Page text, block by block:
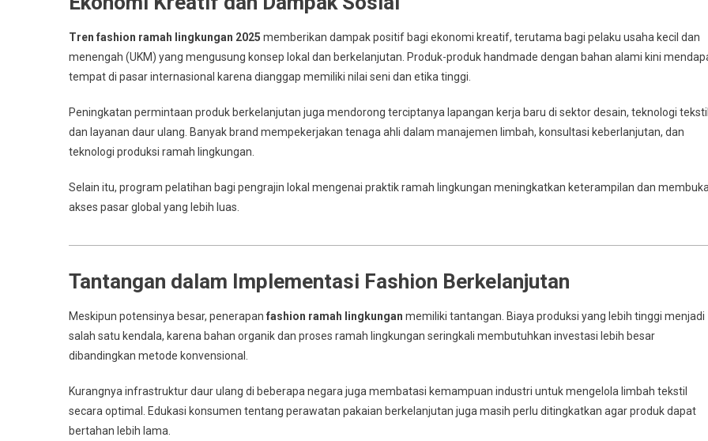
Tren fashion ramah lingkungan 2025 memberikan dampak positif bagi ekonomi kreatif, terutama bagi pelaku usaha kecil dan
menengah (UKM) yang mengusung konsep lokal dan berkelanjutan. Produk-produk handmade dengan bahan alami kini
tempat di pasar internasional karena dianggap memiliki nilai seni dan etika tinggi.
Peningkatan permintaan produk berkelanjutan juga mendorong terciptanya lapangan kerja baru di sektor desain, teknologi
dan layanan daur ulang. Banyak brand mempekerjakan tenaga ahli dalam manajemen limbah, konsultasi keberlanjutan, dan
teknologi produksi ramah lingkungan.
Selain itu, program pelatihan bagi pengrajin lokal mengenai praktik ramah lingkungan meningkatkan keterampilan dan
akses pasar global yang lebih luas.
Tantangan dalam Implementasi Fashion Berkelanjutan
Meskipun potensinya besar, penerapan fashion ramah lingkungan memiliki tantangan. Biaya produksi yang lebih tinggi menjadi
salah satu kendala, karena bahan organik dan proses ramah lingkungan seringkali membutuhkan investasi lebih besar
dibandingkan metode konvensional.
Kurangnya infrastruktur daur ulang di beberapa negara juga membatasi kemampuan industri untuk mengelola limbah tekstil
secara optimal. Edukasi konsumen tentang perawatan pakaian berkelanjutan juga masih perlu ditingkatkan agar produk dapat
bertahan lebih lama.